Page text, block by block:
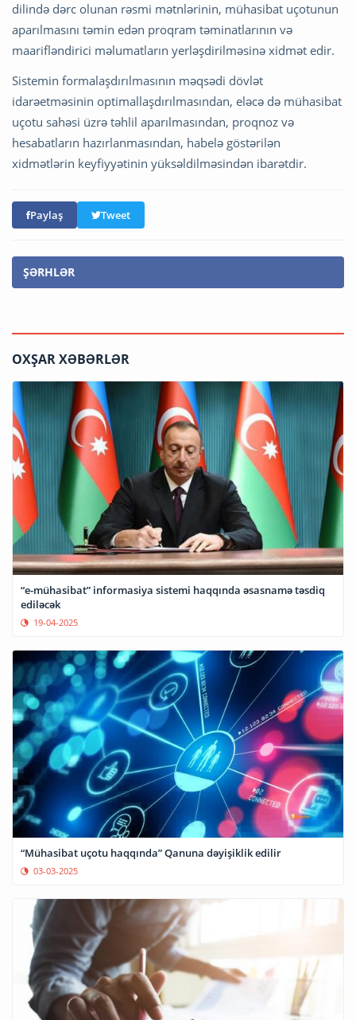
dilində dərc olunan rəsmi mətnlərinin, mühasibat uçotunun
aparılmasını təmin edən proqram təminatlarının və
maarifləndirici məlumatların yerləşdirilməsinə xidmət edir.
Sistemin formalaşdırılmasının məqsədi dövlət
idarəetməsinin optimallaşdırılmasından, eləcə də mühasibat
uçotu sahəsi üzrə təhlil aparılmasından, proqnoz və
hesabatların hazırlanmasından, habelə göstərilən
xidmətlərin keyfiyyətinin yüksəldilməsindən ibarətdir.
Paylaş Tweet
ŞƏRHLƏR
OXŞAR XƏBƏRLƏR
“e-mühasibat” informasiya sistemi haqqında əsasnamə təsdiq
ediləcək
19-04-2025
“Mühasibat uçotu haqqında” Qanuna dəyişiklik edilir
03-03-2025